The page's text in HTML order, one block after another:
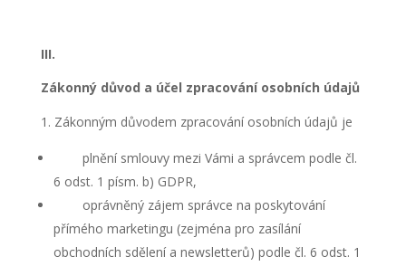
III.
Zákonný důvod a účel zpracování osobních údajů
Zákonným důvodem zpracování osobních údajů je
plnění smlouvy mezi Vámi a správcem podle čl.
6 odst. 1 písm. b) GDPR,
oprávněný zájem správce na poskytování
přímého marketingu (zejména pro zasílání
obchodních sdělení a newsletterů) podle čl. 6 odst. 1
nejlépe.
cookies
některé
webu zmizí.
Marketing
Sdílením svých
zájmů a chování při